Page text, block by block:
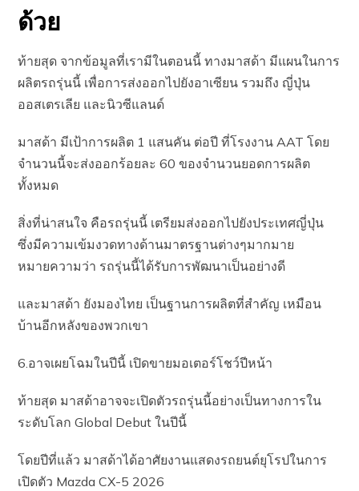
ด้วย
ท้ายสุด จากข้อมูลที่เรามีในตอนนี้ ทางมาสด้า มีแผนในการ
ผลิตรถรุ่นนี้ เพื่อการส่งออกไปยังอาเซียน รวมถึง ญี่ปุ่น
ออสเตรเลีย และนิวซีแลนด์
มาสด้า มีเป้าการผลิต 1 แสนคัน ต่อปี ที่โรงงาน AAT โดย
จำนวนนี้จะส่งออกร้อยละ 60 ของจำนวนยอดการผลิต
ทั้งหมด
สิ่งที่น่าสนใจ คือรถรุ่นนี้ เตรียมส่งออกไปยังประเทศญี่ปุ่น
ซึ่งมีความเข้มงวดทางด้านมาตรฐานต่างๆมากมาย
หมายความว่า รถรุ่นนี้ได้รับการพัฒนาเป็นอย่างดี
และมาสด้า ยังมองไทย เป็นฐานการผลิตที่สำคัญ เหมือน
บ้านอีกหลังของพวกเขา
6.อาจเผยโฉมในปีนี้ เปิดขายมอเตอร์โชว์ปีหน้า
ท้ายสุด มาสด้าอาจจะเปิดตัวรถรุ่นนี้อย่างเป็นทางการใน
ระดับโลก Global Debut ในปีนี้
โดยปีที่แล้ว มาสด้าได้อาศัยงานแสดงรถยนต์ยุโรปในการ
เปิดตัว Mazda CX-5 2026